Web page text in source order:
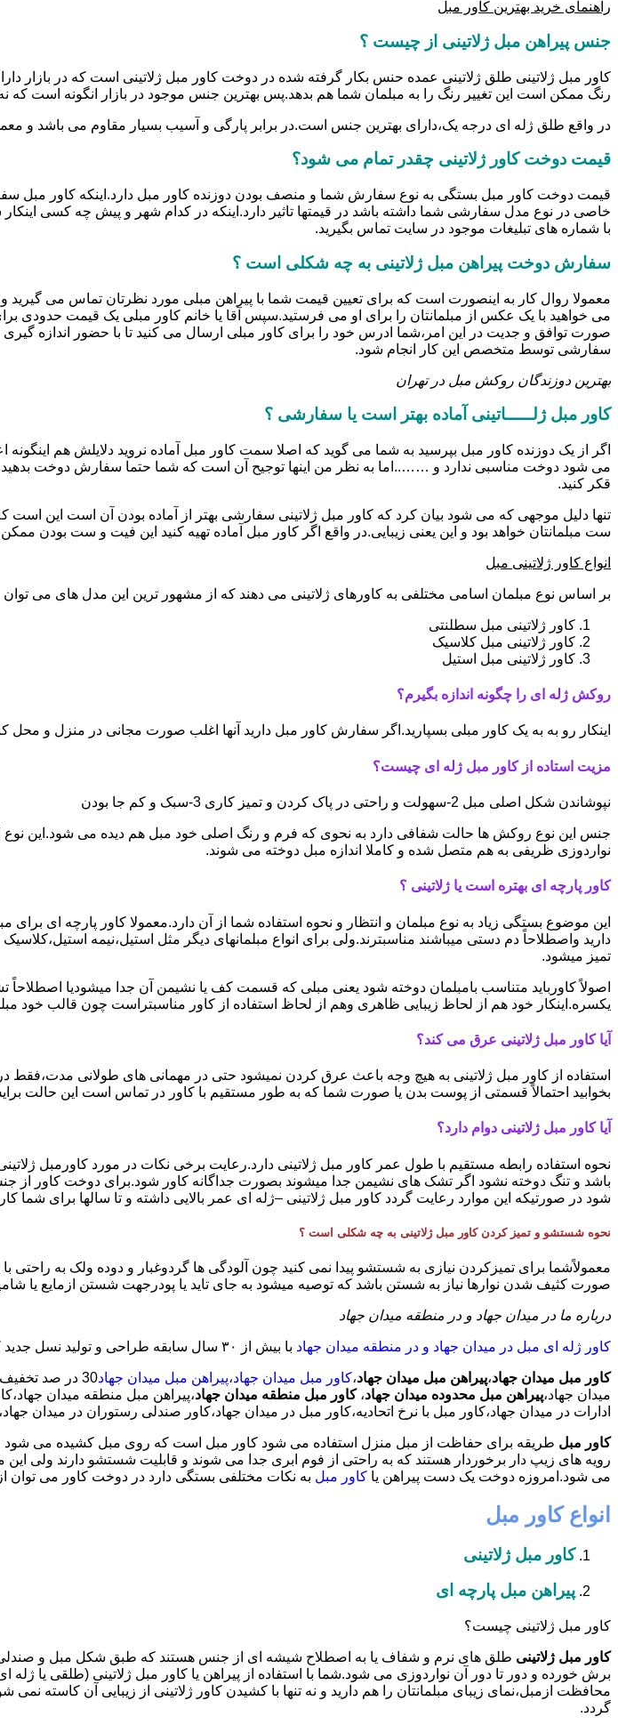
راهنمای خرید بهترین کاور مبل
جنس پیراهن مبل ژلاتینی از چیست ؟
کاور مبل ژلاتینی طلق ژلاتینی عمده حنس بکار گرفته شده در دوخت کاور مبل ژلاتینی است که در بازار
رنگ ممکن است این تغییر رنگ را به مبلمان شما هم بدهد.پس بهترین جنس موجود در بازار انگونه است
در واقع طلق ژله ای درجه یک،دارای بهترین جنس است.در برابر پارگی و آسیب بسیار مقاوم می باشد و
قیمت دوخت کاور ژلاتینی چقدر تمام می شود؟
خاصی در نوع مدل سفارشی شما داشته باشد در قیمتها تاثیر دارد.اینکه در کدام شهر و پیش چه کسی
با شماره های تبلیغات موجود در سایت تماس بگیرید.
سفارش دوخت پیراهن مبل ژلاتینی به چه شکلی است ؟
معمولا روال کار به اینصورت است که برای تعیین قیمت شما با پیراهن مبلی مورد نظرتان تماس می
می خواهید با یک عکس از مبلمانتان را برای او می فرستید.سپس آقا یا خانم کاور مبلی یک قیمت حدودی
صورت توافق و جدیت در این امر،شما ادرس خود را برای کاور مبلی ارسال می کنید تا با حضور اندازه
سفارشی توسط متخصص این کار انجام شود.
بهترین دوزندگان روکش مبل در تهران
کاور مبل ژلـــــاتینی آماده بهتر است یا سفارشی ؟
اگر از یک دوزنده کاور مبل بپرسید به شما می گوید که اصلا سمت کاور مبل آماده نروید دلایلش هم اینگونه
می شود دوخت مناسبی ندارد و ……..اما به نظر من اینها توجیح آن است که شما حتما سفارش دوخت
قکر کنید.
تنها دلیل موجهی که می شود بیان کرد که کاور مبل ژلاتینی سفارشی بهتر از آماده بودن آن است این است
ست مبلمانتان خواهد بود و این یعنی زیبایی.در واقع اگر کاور مبل آماده تهیه کنید این فیت و ست بودن
انواع کاور ژلاتینی مبل
بر اساس نوع مبلمان اسامی مختلفی به کاورهای ژلاتینی می دهند که از مشهور ترین این مدل های می توان
کاور ژلاتینی مبل سطلنتی
کاور ژلاتینی مبل کلاسیک
کاور ژلاتینی مبل استیل
روکش ژله ای را چگونه اندازه بگیرم؟
اینکار رو به به یک کاور مبلی بسپارید.اگر سفارش کاور مبل دارید آنها اغلب صورت مجانی در منزل و
مزیت استاده از کاور مبل ژله ای چیست؟
نپوشاندن شکل اصلی مبل 2-سهولت و راحتی در پاک کردن و تمیز کاری 3-سبک و کم جا بودن
نواردوزی ظریفی به هم متصل شده و کاملا اندازه مبل دوخته می شوند.
کاور پارچه ای بهتره است یا ژلاتینی ؟
این موضوع بستگی زیاد به نوع مبلمان و انتظار و نحوه استفاده شما از آن دارد.معمولا کاور پارچه ای
دارید واصطلاحاً دم دستی میباشند مناسبترند.ولی برای انواع مبلمانهای دیگر مثل استیل،نیمه
تمیز میشود.
اصولاً کاورباید متناسب بامبلمان دوخته شود یعنی مبلی که قسمت کف یا نشیمن آن جدا میشودیا
یکسره.اینکار خود هم از لحاظ زیبایی ظاهری وهم از لحاظ استفاده از کاور مناسبتراست چون قالب خود
آیا کاور مبل ژلاتینی عرق می کند؟
استفاده از کاور مبل ژلاتینی به هیچ وجه باعث عرق کردن نمیشود حتی در مهمانی های طولانی
بخوابید احتمالاً قسمتی از پوست بدن یا صورت شما که به طور مستقیم با کاور در تماس است این حالت
آیا کاور مبل ژلاتینی دوام دارد؟
نحوه استفاده رابطه مستقیم با طول عمر کاور مبل ژلاتینی دارد.رعایت برخی نکات در مورد کاورمبل
باشد و تنگ دوخته نشود اگر تشک های نشیمن جدا میشوند بصورت جداگانه کاور شود.برای دوخت کاور
شود در صورتیکه این موارد رعایت گردد کاور مبل ژلاتینی –ژله ای عمر بالایی داشته و تا سالها برای شما
نحوه شستشو و تمیز کردن کاور مبل ژلاتینی به چه شکلی است ؟
معمولاًشما برای تمیزکردن نیازی به شستشو پیدا نمی کنید چون آلودگی ها گردوغبار و دوده ولک به راحتی
صورت کثیف شدن نوارها نیاز به شستن باشد که توصیه میشود به جای تاید یا پودرجهت شستن ازمایع یا
درباره ما در میدان جهاد و در منطقه میدان جهاد
کاور ژله ای مبل در میدان جهاد و در منطقه میدان جهاد با بیش از ٣٠ سال سابقه طراحی و تولید نسل جدید کاور مبلمان مراقبتی و دکوراتیو،آماده خدمات دهی به مشتریان عزیز می باشد.
کاور مبل میدان جهاد،پیراهن مبل میدان جهاد،کاور مبل میدان جهاد،پیراهن مبل میدان جهاد
میدان جهاد،پیراهن مبل محدوده میدان جهاد، کاور مبل منطقه میدان جهاد،پیراهن مبل منطقه میدان
ادارات در میدان جهاد،کاور مبل با نرخ اتحادیه،کاور مبل در میدان جهاد،کاور صندلی رستوران در میدان
کاور مبل طریقه برای حفاظت از مبل منزل استفاده می شود کاور مبل است که روی مبل کشیده می شود و
رویه های زیپ دار برخوردار هستند که به راحتی از فوم ابری جدا می شوند و قابلیت شستشو دارند ولی
می شود.امروزه دوخت یک دست پیراهن یا کاور مبل به نکات مختلفی بستگی دارد در دوخت کاور می توان
انواع کاور مبل
کاور مبل ژلاتینی
پیراهن مبل پارچه ای
کاور مبل ژلاتینی چیست؟
کاور مبل ژلاتینی طلق های نرم و شفاف یا به اصطلاح شیشه ای از جنس هستند که طبق شکل مبل و صندلی
برش خورده و دور تا دور آن نواردوزی می شود.شما با استفاده از پیراهن یا کاور مبل ژلاتینی (طلقی یا
محافظت ازمبل،نمای زیبای مبلمانتان را هم دارید و نه تنها با کشیدن کاور ژلاتینی از زیبایی آن کاسته نمی
گردد.